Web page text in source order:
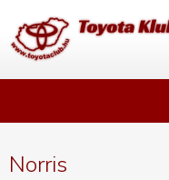
Norris